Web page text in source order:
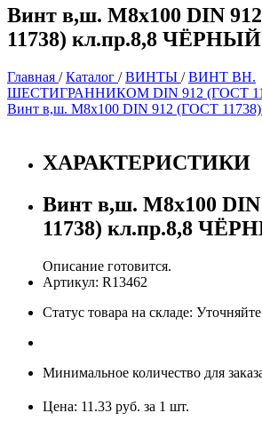
Винт в,ш. М8х100 DIN
11738) кл.пр.8,8 ЧЁРНЫЙ
Главная /Каталог /ВИНТЫ /ВИНТ ВН.
ШЕСТИГРАННИКОМ DIN 912 (ГОСТ
Винт в,ш. М8х100 DIN 912 (ГОСТ
ХАРАКТЕРИСТИКИ
Винт в,ш. М8х100
11738) кл.пр.8,8
Описание готовится.
Артикул: R13462
Статус товара на складе:
Минимальное количество для
Цена: 11.33 руб. за 1 шт.